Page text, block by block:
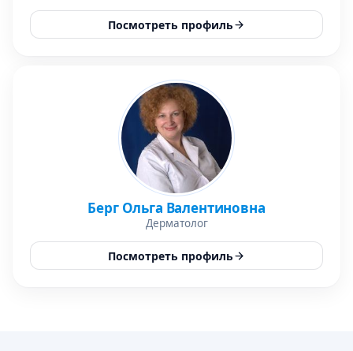
Посмотреть профиль
Берг Ольга Валентиновна
Дерматолог
Посмотреть профиль